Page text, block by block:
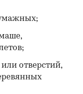
отверстий,